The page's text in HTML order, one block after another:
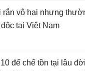
rắn vô hại nhưng
tại Việt Nam
đế chế tồn tại lâu